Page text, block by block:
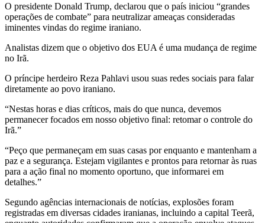
O presidente Donald Trump, declarou que o país iniciou “grandes
operações de combate” para neutralizar ameaças consideradas
iminentes vindas do regime iraniano.
Analistas dizem que o objetivo dos EUA é uma mudança de regime
no Irã.
O príncipe herdeiro Reza Pahlavi usou suas redes sociais para falar
diretamente ao povo iraniano.
“Nestas horas e dias críticos, mais do que nunca, devemos
permanecer focados em nosso objetivo final: retomar o controle do
Irã.”
“Peço que permaneçam em suas casas por enquanto e mantenham a
paz e a segurança. Estejam vigilantes e prontos para retornar às ruas
para a ação final no momento oportuno, que informarei em
detalhes.”
Segundo agências internacionais de notícias, explosões foram
registradas em diversas cidades iranianas, incluindo a capital Teerã,